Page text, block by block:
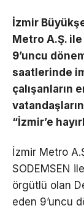
İzmir
Metro A.Ş. ile
9’uncu
saatlerinde
çalışanların
“İzmir’e
İzmir Metro
SODEMSEN
örgütlü olan
eden 9’uncu